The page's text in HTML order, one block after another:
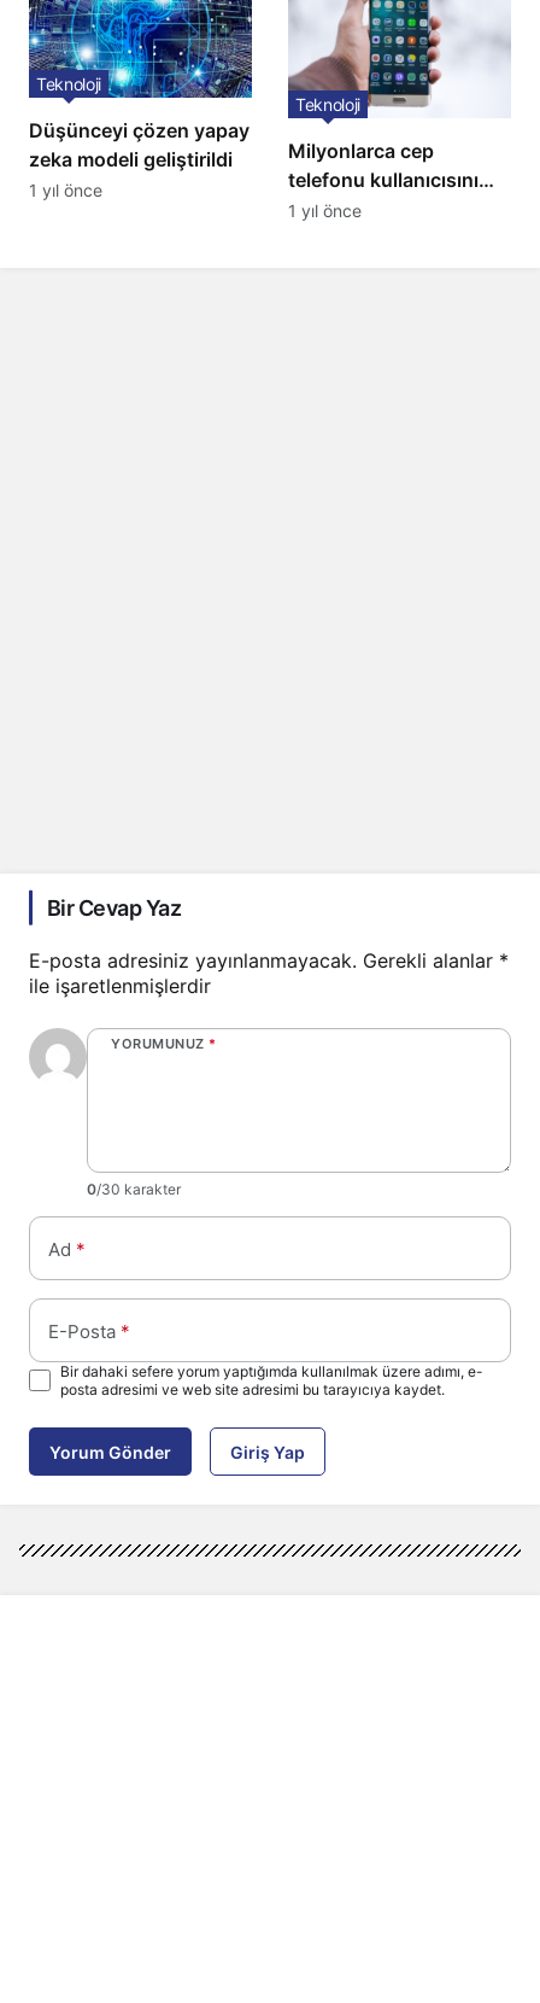
Düşünceyi çözen yapay
zeka modeli geliştirildi
Teknoloji
1 yıl önce
Milyonlarca cep
telefonu kullanıcısını
ilgilendiren karar: 31
Teknoloji
1 yıl önce
Bir Cevap Yaz
E-posta adresiniz yayınlanmayacak. Gerekli alanlar *
ile işaretlenmişlerdir
YORUMUNUZ *
0/30 karakter
Ad *
E-Posta *
Bir dahaki sefere yorum yaptığımda kullanılmak üzere adımı, e-
posta adresimi ve web site adresimi bu tarayıcıya kaydet.
Yorum Gönder Giriş Yap